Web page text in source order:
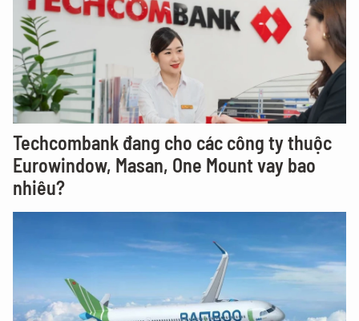
Techcombank đang cho các công ty thuộc
Eurowindow, Masan, One Mount vay bao
nhiêu?